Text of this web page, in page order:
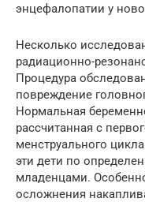
энцефалопатии у
Несколько
радиационно-
Процедура
повреждение
Нормальная
рассчитанная с
менструального
эти дети по
младенцами.
осложнения